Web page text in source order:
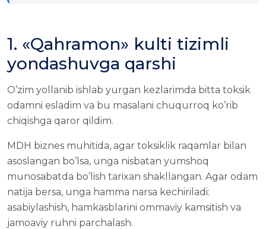
1. «Qahramon» kulti tizimli
yondashuvga qarshi
O’zim yollanib ishlab yurgan kezlarimda bitta toksik
odamni esladim va bu masalani chuqurroq ko’rib
chiqishga qaror qildim.
MDH biznes muhitida, agar toksiklik raqamlar bilan
asoslangan bo’lsa, unga nisbatan yumshoq
munosabatda bo’lish tarixan shakllangan. Agar odam
natija bersa, unga hamma narsa kechiriladi:
asabiylashish, hamkasblarini ommaviy kamsitish va
jamoaviy ruhni parchalash.